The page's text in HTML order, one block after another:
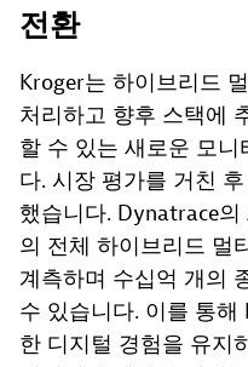
전환
Kroger는 하이브리드
처리하고 향후 스택에
할 수 있는 새로운 모
다. 시장 평가를 거친
했습니다. Dynatrace
의 전체 하이브리드 멀
계측하며 수십억 개의
수 있습니다. 이를 통
한 디지털 경험을 유지